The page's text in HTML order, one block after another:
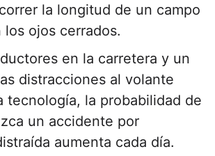
la longitud de un campo
ojos cerrados.
en la carretera y un
distracciones al volante
tecnología, la probabilidad de
un accidente por
aumenta cada día.